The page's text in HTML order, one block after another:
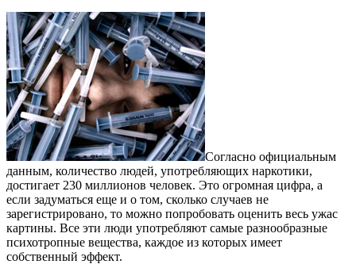
Согласно официальным
данным, количество людей, употребляющих наркотики,
достигает 230 миллионов человек. Это огромная цифра, а
если задуматься еще и о том, сколько случаев не
зарегистрировано, то можно попробовать оценить весь ужас
картины. Все эти люди употребляют самые разнообразные
психотропные вещества, каждое из которых имеет
собственный эффект.